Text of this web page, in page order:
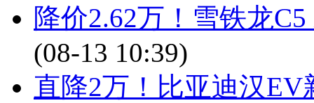
降价2.62万！雪铁龙
(08-13 10:39)
直降2万！比亚迪汉EV